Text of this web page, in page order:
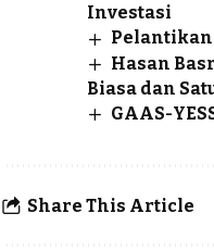
Investasi
Pelantikan
Hasan
Biasa dan
GAAS-
Share This Article